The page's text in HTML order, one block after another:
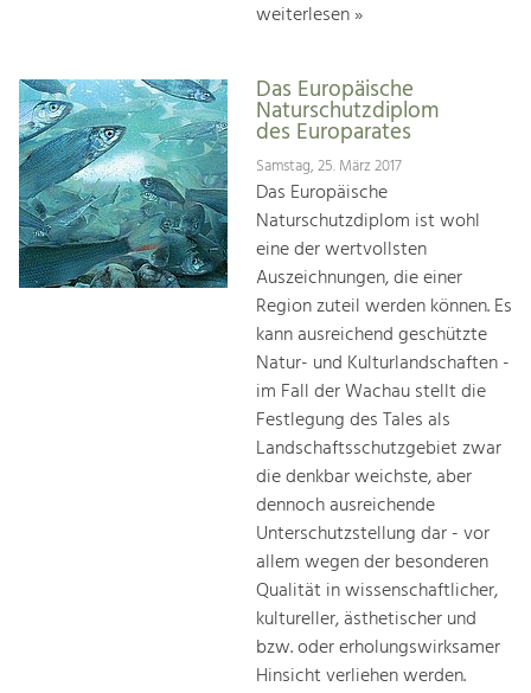
weiterlesen »
Das Europäische
Naturschutzdiplom
des Europarates
Samstag, 25. März 2017
Das Europäische
Naturschutzdiplom ist wohl
eine der wertvollsten
Auszeichnungen, die einer
Region zuteil werden können. Es
kann ausreichend geschützte
Natur- und Kulturlandschaften -
im Fall der Wachau stellt die
Festlegung des Tales als
Landschaftsschutzgebiet zwar
die denkbar weichste, aber
dennoch ausreichende
Unterschutzstellung dar - vor
allem wegen der besonderen
Qualität in wissenschaftlicher,
kultureller, ästhetischer und
bzw. oder erholungswirksamer
Hinsicht verliehen werden.